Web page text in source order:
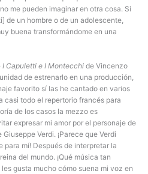
me pueden imaginar en otra cosa. Si
de un hombre o de un adolescente,
buena transformándome en una
I Capuletti e I Montecchi de Vincenzo
de estrenarlo en una producción,
favorito sí las he cantado en varios
casi todo el repertorio francés para
de los casos la mezzo es
expresar mi amor por el personaje de
Giuseppe Verdi. ¡Parece que Verdi
mí! Después de interpretar la
del mundo. ¡Qué música tan
gusta mucho cómo suena mi voz en